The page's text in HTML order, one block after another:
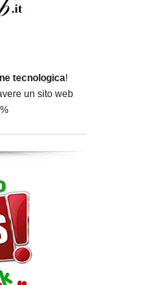
tecnologica!
un sito web